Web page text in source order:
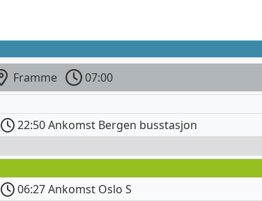
Framme
07:00
22:50 Ankomst Bergen busstasjon
06:27 Ankomst Oslo S